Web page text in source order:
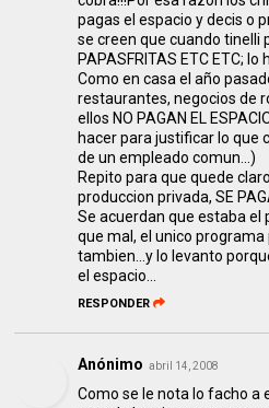
pagas el espacio y decis o
se creen que cuando tinelli
PAPASFRITAS ETC ETC;
Como en casa el año
restaurantes, negocios de
ellos NO PAGAN EL
hacer para justificar lo que
de un empleado comun...)
Repito para que quede
produccion privada, SE
Se acuerdan que estaba el
que mal, el unico
tambien...y lo levanto
el espacio...
RESPONDER
Anónimo abril 14, 2008
Como se le nota lo facho a